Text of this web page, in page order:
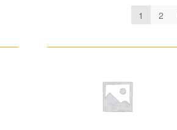
1 2